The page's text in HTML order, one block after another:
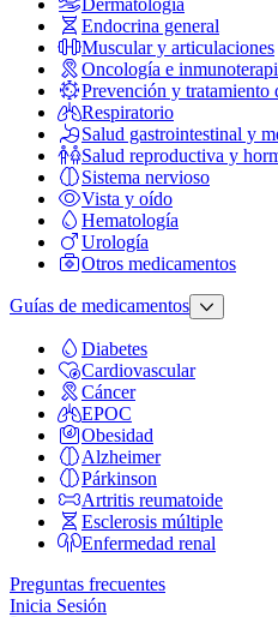
Dermatología
Endocrina general
Muscular y articulaciones
Oncología e
Prevención y tratamiento
Respiratorio
Salud gastrointestinal y
Salud reproductiva y
Sistema nervioso
Vista y oído
Hematología
Urología
Otros medicamentos
Guías de medicamentos
Diabetes
Cardiovascular
Cáncer
EPOC
Obesidad
Alzheimer
Párkinson
Artritis reumatoide
Esclerosis múltiple
Enfermedad renal
Preguntas frecuentes
Inicia Sesión